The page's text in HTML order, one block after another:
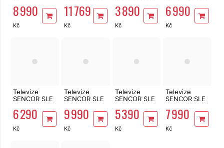
8 990
Kč
11 769
Kč
3 890
Kč
6 990
Kč
Televize
SENCOR SLE
6 290
Kč
Televize
SENCOR SLE
9 990
Kč
Televize
SENCOR SLE
5 390
Kč
Televize
SENCOR SLE
7 990
Kč